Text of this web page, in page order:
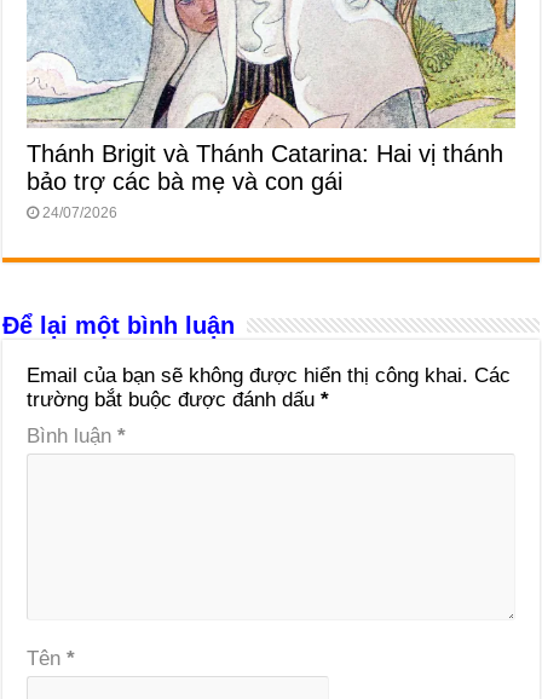
Thánh Brigit và Thánh Catarina: Hai vị thánh
bảo trợ các bà mẹ và con gái
24/07/2026
Để lại một bình luận
Email của bạn sẽ không được hiển thị công khai. Các
trường bắt buộc được đánh dấu*
Bình luận*
Tên*